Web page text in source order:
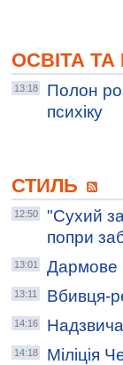
ОСВІТА
13:18
Полон
психіку
СТИЛЬ
12:50
"Сухий
попри
13:01 Дармове
13:11 Вбивця-
14:16
14:18
Міліція